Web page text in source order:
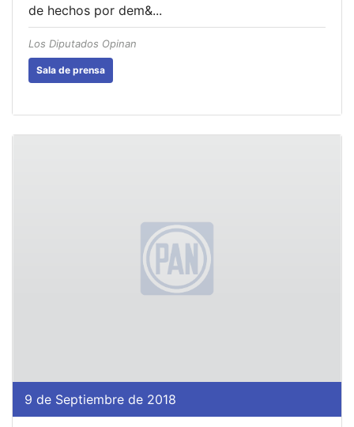
de hechos por dem&...
Los Diputados Opinan
Sala de prensa
9 de Septiembre de 2018